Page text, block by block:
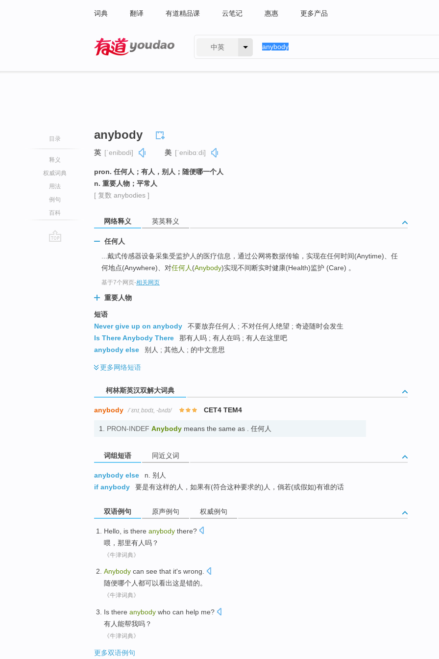
词典 翻译 有道精品课 云笔记 惠惠 更多产品
中英
目录
释义
权威词典
用法
例句
百科
anybody
英 [ˈenibɒdi] 美 [ˈenibɑːdi]
pron. 任何人；有人，别人；随便哪一个人
n. 重要人物；平常人
[ 复数 anybodies ]
网络释义 英英释义
任何人
...戴式传感器设备采集受监护人的医疗信息，通过公网将数据传输，实现在任何时间(Anytime)、任
何地点(Anywhere)、对任何人 (Anybody)实现不间断实时健康(Health)监护 (Care) 。
基于7个网页-相关网页
重要人物
短语
Never give up on anybody
不要放弃任何人 ; 不对任何人绝望 ; 奇迹随时会发生
Is There Anybody There
那有人吗 ; 有人在吗 ; 有人在这里吧
anybody else
别人 ; 其他人 ; 的中文意思
更多网络短语
柯林斯英汉双解大词典
anybody /ˈɛnɪˌbɒdɪ, -bʌdɪ/ CET4 TEM4
1. PRON-INDEF Anybody means the same as . 任何人
词组短语 同近义词
anybody else
n. 别人
if anybody
要是有这样的人，如果有(符合这种要求的)人，倘若(或假如)有谁的话
双语例句 原声例句 权威例句
Hello , is there anybody there?
喂 ， 那里有人吗？
《牛津词典》
Anybody can see that it's wrong.
随便哪个人都可以看出这是错的。
《牛津词典》
Is there anybody who can help me?
有人能帮我吗？
《牛津词典》
更多双语例句